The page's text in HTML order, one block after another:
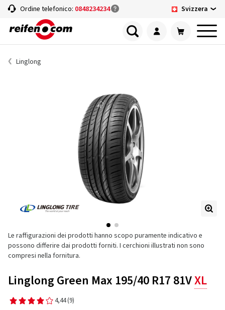
Ordine telefonico: 0848234234 Svizzera
Linglong
Le raffigurazioni dei prodotti hanno scopo puramente indicativo e
possono differire dai prodotti forniti. I cerchioni illustrati non sono
compresi nella fornitura.
Linglong Green Max 195/40 R17 81VXL
4,44 (9)